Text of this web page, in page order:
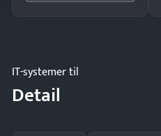
IT-systemer til
Detail